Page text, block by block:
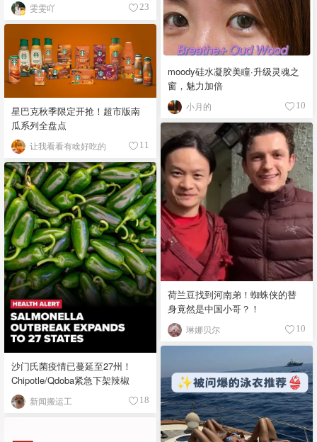
雯雯吖 23
moody硅水凝胶美瞳·升级灵魂之
窗，魅力加倍
小月的 10
星巴克秋季限定开抢！超市版南
瓜系列全盘点
让我看看有啥好吃的 11
荷兰豆找到河南弟！蜘蛛侠的替
身竟然是中国小哥？！
琳娜贝尔 10
沙门氏菌疫情已蔓延至27州！
Chipotle/Qdoba紧急下架辣椒
新闻搬运工 18